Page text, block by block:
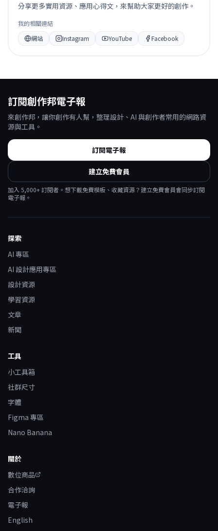
分享更多實用資源、應用心得文，來幫助大家更好的創作。
我的相關連結
網站
Instagram YouTube Facebook
訂閱創作邦電子報
來創作邦，讓你創作有人幫，整理設計、AI 與創作者常用的網路資
源與工具。
訂閱電子報
建立免費會員
加入 5,000+ 訂閱者。想下載免費模板、收藏資源？建立免費會員會同步訂閱
電子報。
探索
AI 專區
AI 設計應用專區
設計資源
學習資源
文章
新聞
工具
小工具箱
社群尺寸
字體
Figma 專區
Nano Banana
關於
數位商品
合作洽詢
電子報
English